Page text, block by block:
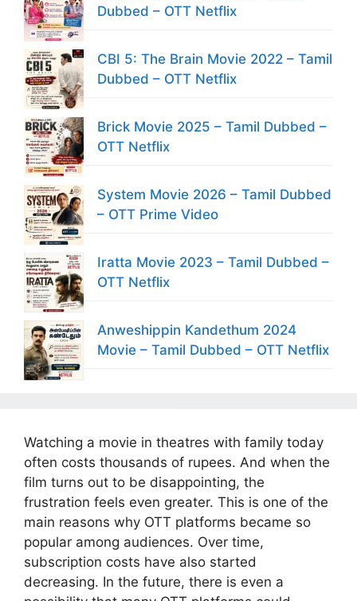
Dubbed – OTT Netflix
CBI 5: The Brain Movie 2022 – Tamil
Dubbed – OTT Netflix
Brick Movie 2025 – Tamil Dubbed –
OTT Netflix
System Movie 2026 – Tamil Dubbed
– OTT Prime Video
Iratta Movie 2023 – Tamil Dubbed –
OTT Netflix
Anweshippin Kandethum 2024
Movie – Tamil Dubbed – OTT Netflix
Watching a movie in theatres with family today
often costs thousands of rupees. And when the
film turns out to be disappointing, the
frustration feels even greater. This is one of the
main reasons why OTT platforms became so
popular among audiences. Over time,
subscription costs have also started
decreasing. In the future, there is even a